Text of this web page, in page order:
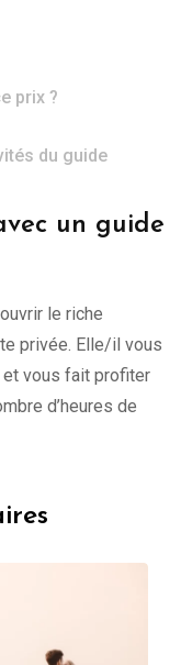
prix ?
du guide
un guide
le riche
privée. Elle/il vous
vous fait profiter
d’heures de